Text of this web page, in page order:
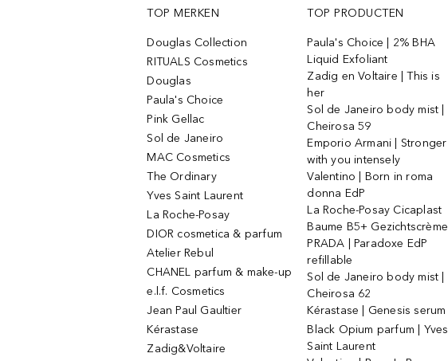
TOP MERKEN
Douglas Collection
RITUALS Cosmetics
Douglas
Paula's Choice
Pink Gellac
Sol de Janeiro
MAC Cosmetics
The Ordinary
Yves Saint Laurent
La Roche-Posay
DIOR cosmetica & parfum
Atelier Rebul
CHANEL parfum & make-up
e.l.f. Cosmetics
Jean Paul Gaultier
Kérastase
Zadig&Voltaire
TOP PRODUCTEN
Paula's Choice | 2% BHA
Liquid Exfoliant
Zadig en Voltaire | This is
her
Sol de Janeiro body mist |
Cheirosa 59
Emporio Armani | Stronger
with you intensely
Valentino | Born in roma
donna EdP
La Roche-Posay Cicaplast
Baume B5+ Gezichtscrème
PRADA | Paradoxe EdP
refillable
Sol de Janeiro body mist |
Cheirosa 62
Kérastase | Genesis serum
Black Opium parfum | Yves
Saint Laurent